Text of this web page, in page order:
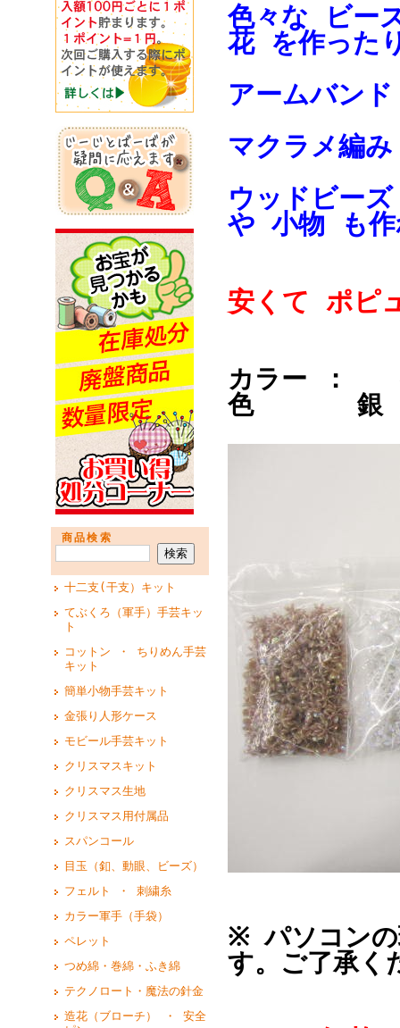
商品検索
十二支(干支）キット
てぶくろ（軍手）手芸キッ
ト
コットン ・ ちりめん手芸
キット
簡単小物手芸キット
金張り人形ケース
モビール手芸キット
クリスマスキット
クリスマス生地
クリスマス用付属品
スパンコール
目玉（釦、動眼、ビーズ）
フェルト ・ 刺繍糸
カラー軍手（手袋）
ペレット
つめ綿・巻綿・ふき綿
テクノロート・魔法の針金
造花（ブローチ） ・ 安全
色々な ビー
花 を作った
アームバン
マクラメ編
ウッドビー
や 小物 も作
安くて ポピ
カラー
色
※ パソコンの
す。ご了承く